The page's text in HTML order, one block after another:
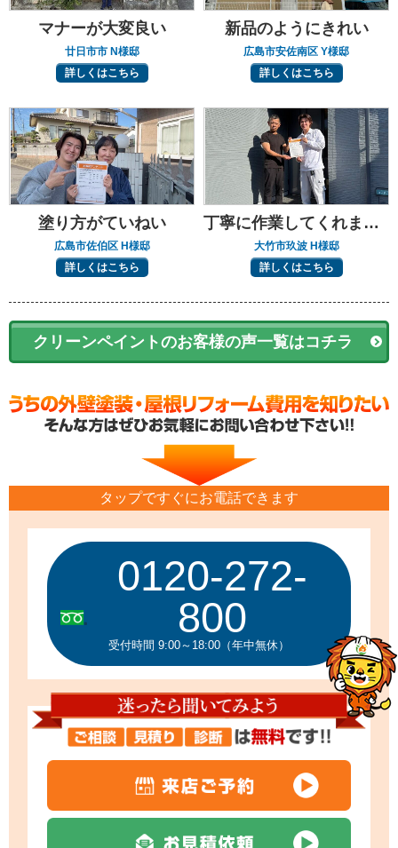
マナーが大変良い
廿日市市 N様邸
詳しくはこちら
新品のようにきれい
広島市安佐南区 Y様邸
詳しくはこちら
塗り方がていねい
広島市佐伯区 H様邸
詳しくはこちら
丁寧に作業してくれました
大竹市玖波 H様邸
詳しくはこちら
クリーンペイントのお客様の声一覧はコチラ
タップですぐにお電話できます
0120-272-
800
受付時間 9:00～18:00（年中無休）